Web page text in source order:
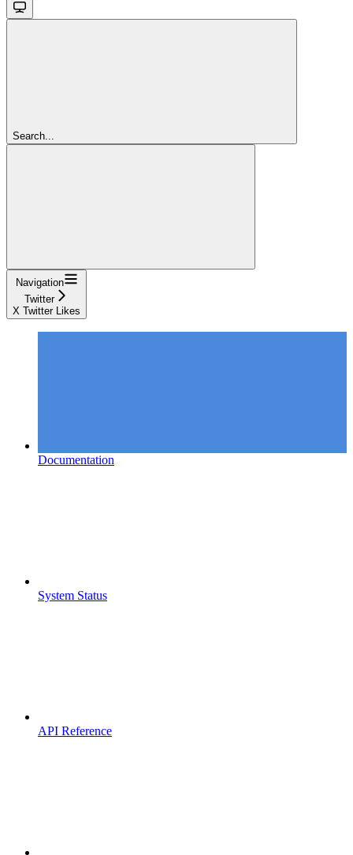
Search...
Navigation
Twitter
X Twitter Likes
Documentation
System Status
API Reference